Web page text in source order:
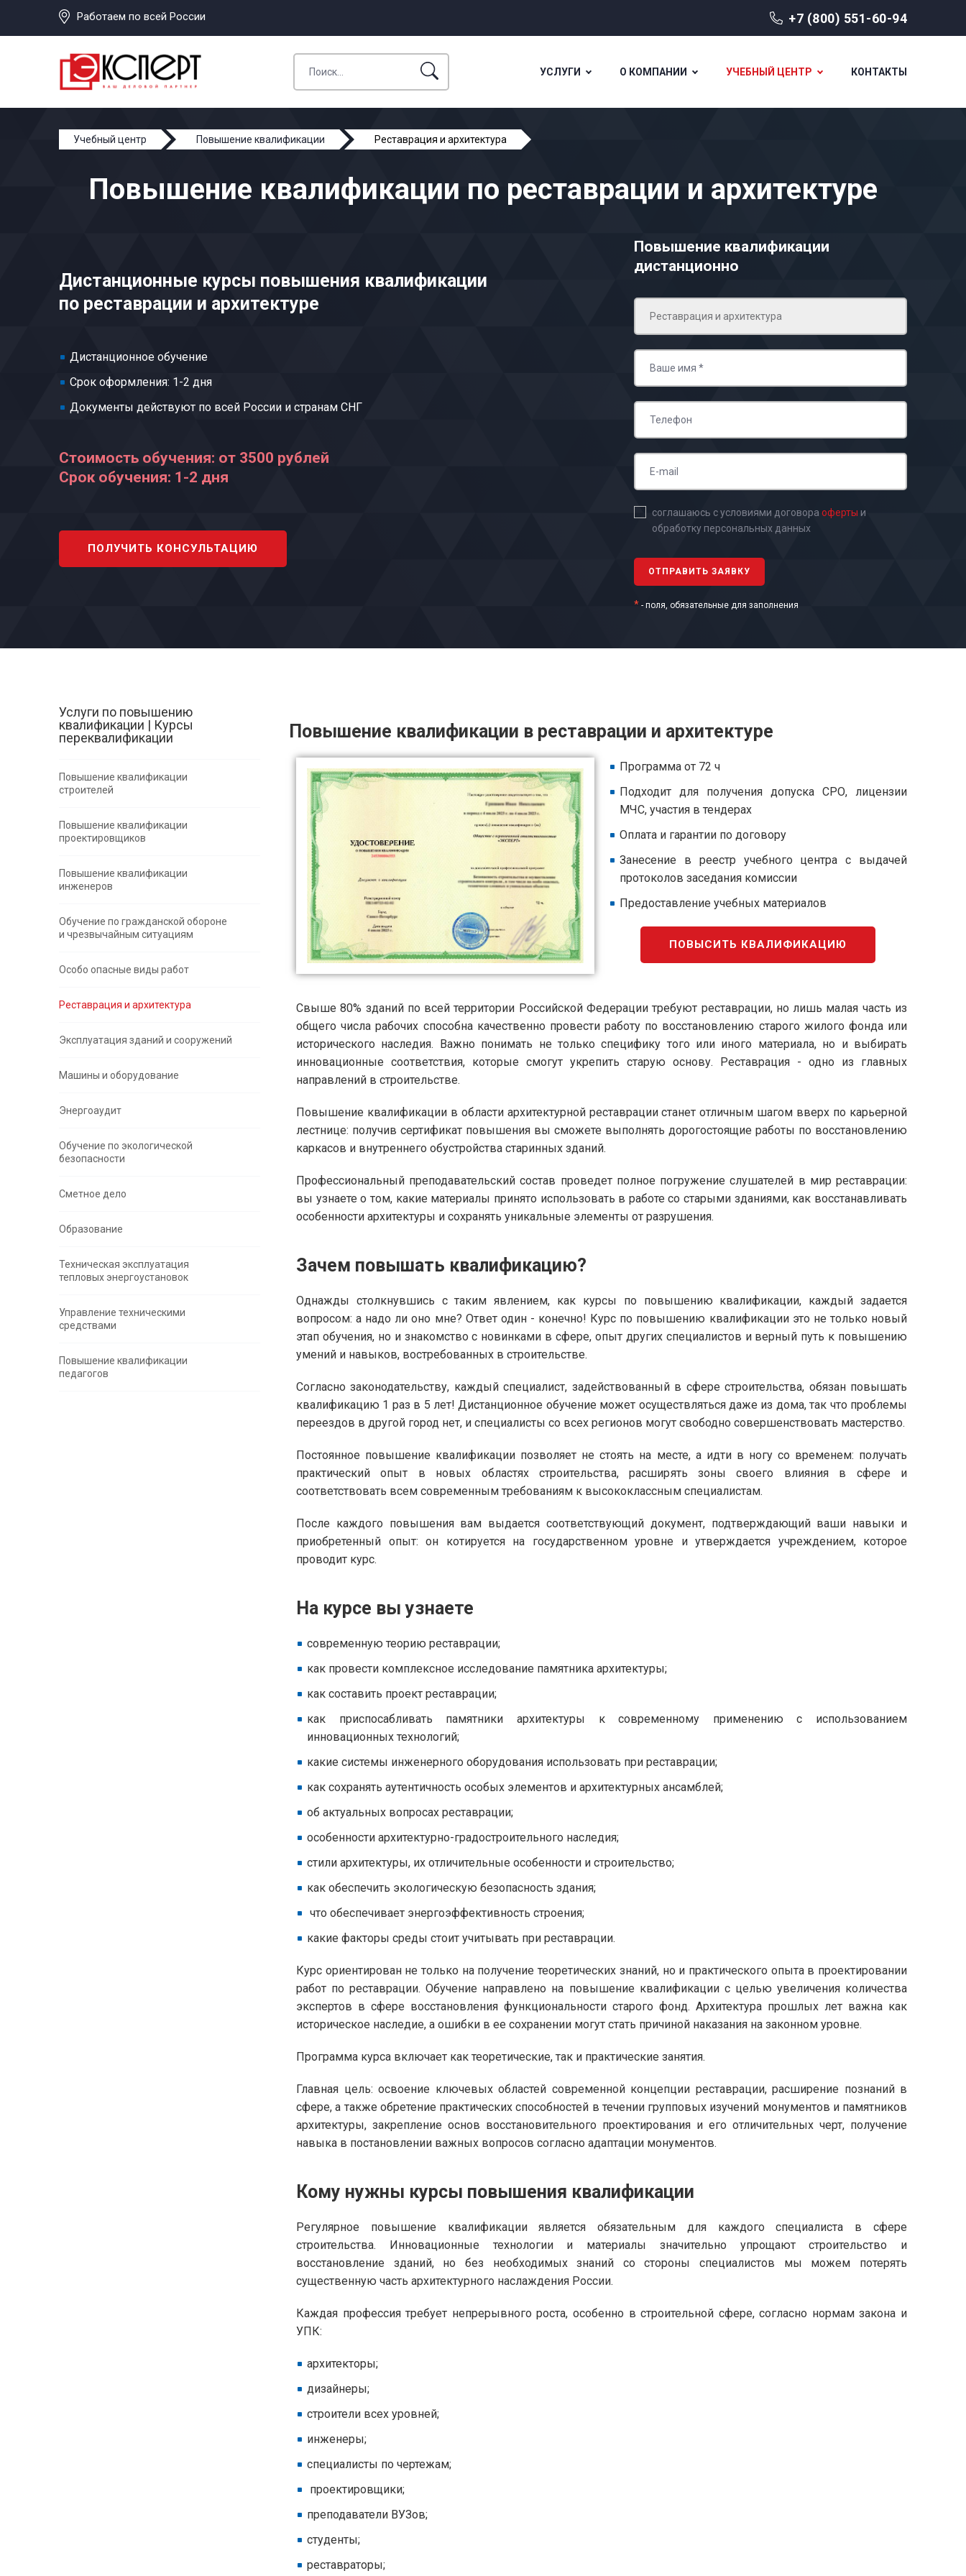
Работаем по всей России +7 (800) 551-60-94
УСЛУГИ О КОМПАНИИ УЧЕБНЫЙ ЦЕНТР КОНТАКТЫ
Учебный центр Повышение квалификации Реставрация и архитектура
Повышение квалификации по реставрации и архитектуре
Дистанционные курсы повышения квалификации
по реставрации и архитектуре
Дистанционное обучение
Срок оформления: 1-2 дня
Документы действуют по всей России и странам СНГ
Стоимость обучения: от 3500 рублей
Срок обучения: 1-2 дня
ПОЛУЧИТЬ КОНСУЛЬТАЦИЮ
Повышение квалификации
дистанционно
соглашаюсь с условиями договора оферты и
обработку персональных данных
* - поля, обязательные для заполнения
Услуги по повышению
квалификации | Курсы
переквалификации
Повышение квалификации
строителей
Повышение квалификации
проектировщиков
Повышение квалификации
инженеров
Обучение по гражданской обороне
и чрезвычайным ситуациям
Особо опасные виды работ
Реставрация и архитектура
Эксплуатация зданий и сооружений
Машины и оборудование
Энергоаудит
Обучение по экологической
безопасности
Сметное дело
Образование
Техническая эксплуатация
тепловых энергоустановок
Управление техническими
средствами
Повышение квалификации
педагогов
Повышение квалификации в реставрации и архитектуре
Программа от 72 ч
Подходит для получения допуска СРО, лицензии
МЧС, участия в тендерах
Оплата и гарантии по договору
Занесение в реестр учебного центра с выдачей
протоколов заседания комиссии
Предоставление учебных материалов
ПОВЫСИТЬ КВАЛИФИКАЦИЮ
Свыше 80% зданий по всей территории Российской Федерации требуют реставрации, но лишь малая часть из
общего числа рабочих способна качественно провести работу по восстановлению старого жилого фонда или
исторического наследия. Важно понимать не только специфику того или иного материала, но и выбирать
инновационные соответствия, которые смогут укрепить старую основу. Реставрация - одно из главных
направлений в строительстве.
Повышение квалификации в области архитектурной реставрации станет отличным шагом вверх по карьерной
лестнице: получив сертификат повышения вы сможете выполнять дорогостоящие работы по восстановлению
каркасов и внутреннего обустройства старинных зданий.
Профессиональный преподавательский состав проведет полное погружение слушателей в мир реставрации:
вы узнаете о том, какие материалы принято использовать в работе со старыми зданиями, как восстанавливать
особенности архитектуры и сохранять уникальные элементы от разрушения.
Зачем повышать квалификацию?
Однажды столкнувшись с таким явлением, как курсы по повышению квалификации, каждый задается
вопросом: а надо ли оно мне? Ответ один - конечно! Курс по повышению квалификации это не только новый
этап обучения, но и знакомство с новинками в сфере, опыт других специалистов и верный путь к повышению
умений и навыков, востребованных в строительстве.
Согласно законодательству, каждый специалист, задействованный в сфере строительства, обязан повышать
квалификацию 1 раз в 5 лет! Дистанционное обучение может осуществляться даже из дома, так что проблемы
переездов в другой город нет, и специалисты со всех регионов могут свободно совершенствовать мастерство.
Постоянное повышение квалификации позволяет не стоять на месте, а идти в ногу со временем: получать
практический опыт в новых областях строительства, расширять зоны своего влияния в сфере и
соответствовать всем современным требованиям к высококлассным специалистам.
После каждого повышения вам выдается соответствующий документ, подтверждающий ваши навыки и
приобретенный опыт: он котируется на государственном уровне и утверждается учреждением, которое
проводит курс.
На курсе вы узнаете
современную теорию реставрации;
как провести комплексное исследование памятника архитектуры;
как составить проект реставрации;
как приспосабливать памятники архитектуры к современному применению с использованием
инновационных технологий;
какие системы инженерного оборудования использовать при реставрации;
как сохранять аутентичность особых элементов и архитектурных ансамблей;
об актуальных вопросах реставрации;
особенности архитектурно-градостроительного наследия;
стили архитектуры, их отличительные особенности и строительство;
как обеспечить экологическую безопасность здания;
что обеспечивает энергоэффективность строения;
какие факторы среды стоит учитывать при реставрации.
Курс ориентирован не только на получение теоретических знаний, но и практического опыта в проектировании
работ по реставрации. Обучение направлено на повышение квалификации с целью увеличения количества
экспертов в сфере восстановления функциональности старого фонд. Архитектура прошлых лет важна как
историческое наследие, а ошибки в ее сохранении могут стать причиной наказания на законном уровне.
Программа курса включает как теоретические, так и практические занятия.
Главная цель: освоение ключевых областей современной концепции реставрации, расширение познаний в
сфере, а также обретение практических способностей в течении групповых изучений монументов и памятников
архитектуры, закрепление основ восстановительного проектирования и его отличительных черт, получение
навыка в постановлении важных вопросов согласно адаптации монументов.
Кому нужны курсы повышения квалификации
Регулярное повышение квалификации является обязательным для каждого специалиста в сфере
строительства. Инновационные технологии и материалы значительно упрощают строительство и
восстановление зданий, но без необходимых знаний со стороны специалистов мы можем потерять
существенную часть архитектурного наслаждения России.
Каждая профессия требует непрерывного роста, особенно в строительной сфере, согласно нормам закона и
УПК:
архитекторы;
дизайнеры;
строители всех уровней;
инженеры;
специалисты по чертежам;
проектировщики;
преподаватели ВУЗов;
студенты;
реставраторы;